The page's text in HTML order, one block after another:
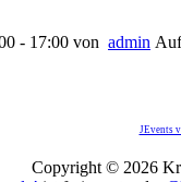
- 17:00 von admin
JEvents
Copyright © 2026